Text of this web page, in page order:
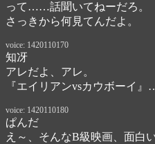
って……話聞いてねーだろ。
さっきから何見てんだよ。
voice: 1420110170
知冴
アレだよ、アレ。
『エイリアンvsカウボーイ
voice: 1420110180
ぱんだ
え～、そんなB級映画、面白